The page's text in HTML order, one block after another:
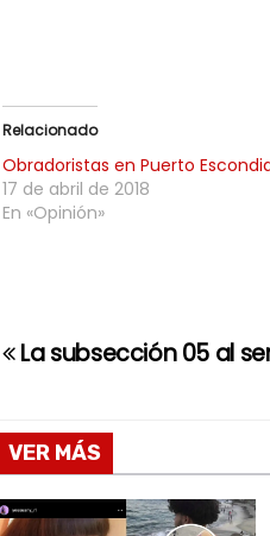
Relacionado
Obradoristas en Puerto
17 de abril de 2018
En «Opinión»
N
v
e
La subsección 05 al
VER MÁS